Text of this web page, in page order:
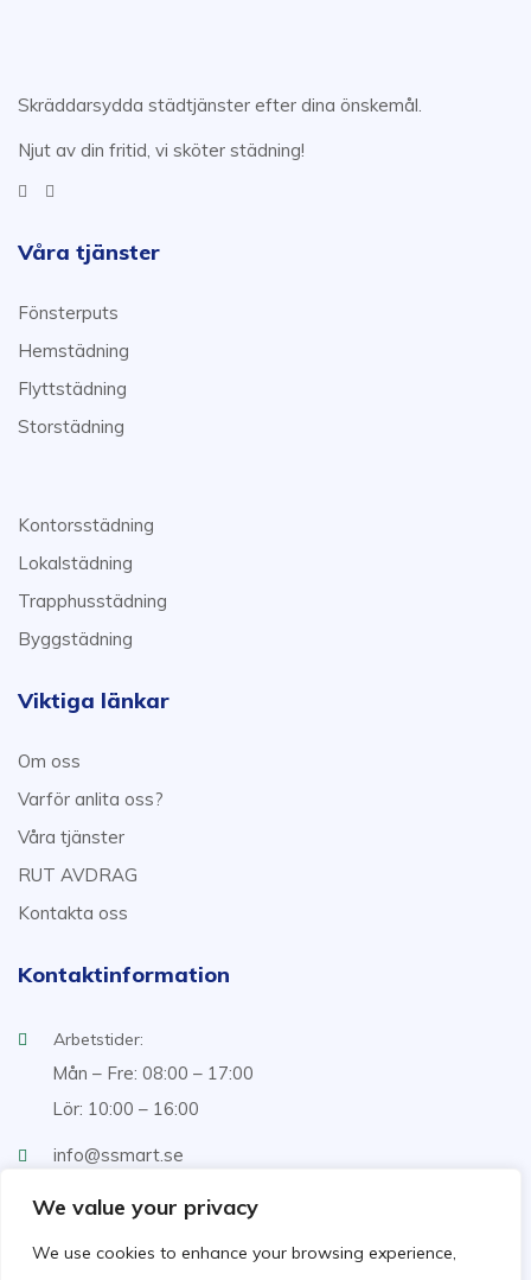
We value your privacy
We use cookies to enhance your browsing experience,
Skräddarsydda städtjänster efter dina önskemål.
Njut av din fritid, vi sköter städning!
Våra tjänster
Fönsterputs
Hemstädning
Flyttstädning
Storstädning
Kontorsstädning
Lokalstädning
Trapphusstädning
Byggstädning
Viktiga länkar
Om oss
Varför anlita oss?
Våra tjänster
RUT AVDRAG
Kontakta oss
Kontaktinformation
Arbetstider:
Mån – Fre: 08:00 – 17:00
Lör: 10:00 – 16:00
info@ssmart.se
+46707322222